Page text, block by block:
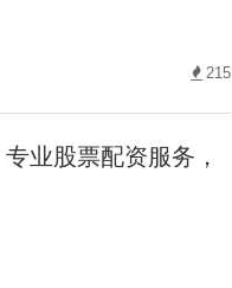
215
业股票配资服务，